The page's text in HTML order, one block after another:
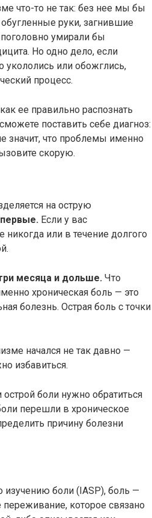
что-то не так: без нее мы бы
обугленные руки, загнившие
умирали бы
Но одно дело, если
укололись или обожглись,
процесс.
ее правильно распознать
поставить себе диагноз:
значит, что проблемы именно
скорую.
на острую
Если у вас
или в течение долгого
месяца и дольше. Что
хроническая боль — это
болезнь. Острая боль с точки
начался не так давно —
избавиться.
боли нужно обратиться
перешли в хроническое
причину болезни
боли (IASP), боль —
которое связано